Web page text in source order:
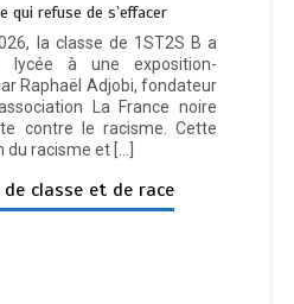
qui refuse de s’effacer
la classe de 1ST2S B a
lycée à une exposition-
Raphaël Adjobi, fondateur
La France noire
contre le racisme. Cette
du racisme et […]
de classe et de race